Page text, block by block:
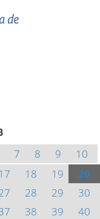
de
7 8 9
10
17 18 19
20
28 29
30
38 39
40